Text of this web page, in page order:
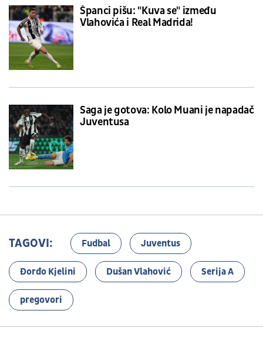
Španci pišu: "Kuva se" između
Vlahovića i Real Madrida!
Saga je gotova: Kolo Muani je napadač
Juventusa
TAGOVI: Fudbal Juventus
Đorđo Kjelini Dušan Vlahović Serija A
pregovori